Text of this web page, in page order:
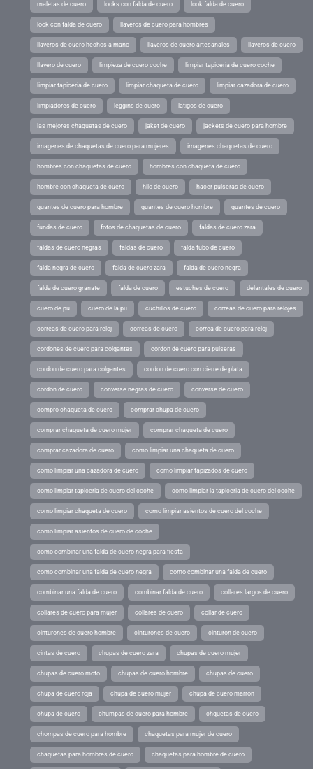
maletas de cuero looks con falda de cuero look falda de cuero
look con falda de cuero llaveros de cuero para hombres
llaveros de cuero hechos a mano llaveros de cuero artesanales llaveros de cuero
llavero de cuero limpieza de cuero coche limpiar tapiceria de cuero coche
limpiar tapiceria de cuero limpiar chaqueta de cuero limpiar cazadora de cuero
limpiadores de cuero leggins de cuero latigos de cuero
las mejores chaquetas de cuero jaket de cuero jackets de cuero para hombre
imagenes de chaquetas de cuero para mujeres imagenes chaquetas de cuero
hombres con chaquetas de cuero hombres con chaqueta de cuero
hombre con chaqueta de cuero hilo de cuero hacer pulseras de cuero
guantes de cuero para hombre guantes de cuero hombre guantes de cuero
fundas de cuero fotos de chaquetas de cuero faldas de cuero zara
faldas de cuero negras faldas de cuero falda tubo de cuero
falda negra de cuero falda de cuero zara falda de cuero negra
falda de cuero granate falda de cuero estuches de cuero delantales de cuero
cuero de pu cuero de la pu cuchillos de cuero correas de cuero para relojes
correas de cuero para reloj correas de cuero correa de cuero para reloj
cordones de cuero para colgantes cordon de cuero para pulseras
cordon de cuero para colgantes cordon de cuero con cierre de plata
cordon de cuero converse negras de cuero converse de cuero
compro chaqueta de cuero comprar chupa de cuero
comprar chaqueta de cuero mujer comprar chaqueta de cuero
comprar cazadora de cuero como limpiar una chaqueta de cuero
como limpiar una cazadora de cuero como limpiar tapizados de cuero
como limpiar tapiceria de cuero del coche como limpiar la tapiceria de cuero del coche
como limpiar chaqueta de cuero como limpiar asientos de cuero del coche
como limpiar asientos de cuero de coche
como combinar una falda de cuero negra para fiesta
como combinar una falda de cuero negra como combinar una falda de cuero
combinar una falda de cuero combinar falda de cuero collares largos de cuero
collares de cuero para mujer collares de cuero collar de cuero
cinturones de cuero hombre cinturones de cuero cinturon de cuero
cintas de cuero chupas de cuero zara chupas de cuero mujer
chupas de cuero moto chupas de cuero hombre chupas de cuero
chupa de cuero roja chupa de cuero mujer chupa de cuero marron
chupa de cuero chumpas de cuero para hombre chquetas de cuero
chompas de cuero para hombre chaquetas para mujer de cuero
chaquetas para hombres de cuero chaquetas para hombre de cuero